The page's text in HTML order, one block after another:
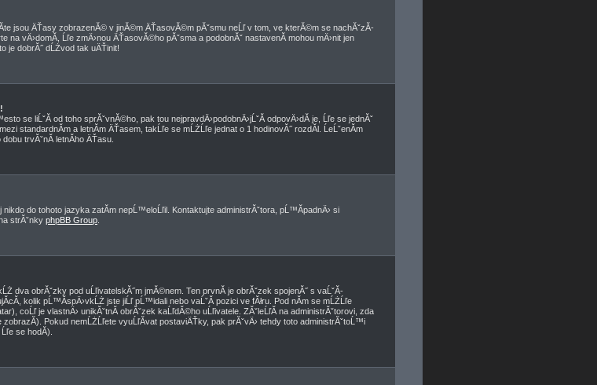
jsou ÄŤasy zobrazenĂ© v jinĂ©m ÄŤasovĂ©m pĂˇsmu neĹľ v tom, ve kterĂ©m se nachĂˇzĂ­
na vÄ›domĂ­, Ĺľe zmÄ›nou ÄŤasovĂ©ho pĂˇsma a podobnĂˇ nastavenĂ­ mohou mÄ›nit jen
je dobrĂ˝ dĹŻvod tak uÄŤinit!
se liĹˇĂ­ od toho sprĂˇvnĂ©ho, pak tou nejpravdÄ›podobnÄ›jĹˇĂ­ odpovÄ›dĂ­ je, Ĺľe se jednĂˇ
standardnĂ­m a letnĂ­m ÄŤasem, takĹľe se mĹŻĹľe jednat o 1 hodinovĂ˝ rozdĂ­l. ĹeĹˇenĂ­m
trvĂˇnĂ­ letnĂ­ho ÄŤasu.
do tohoto jazyka zatĂ­m nepĹ™eloĹľil. Kontaktujte administrĂˇtora, pĹ™Ă­padnÄ› si
strĂˇnky phpBB Group
dva obrĂˇzky pod uĹľivatelskĂ˝m jmĂ©nem. Ten prvnĂ­ je obrĂˇzek spojenĂ˝ s vaĹˇĂ­
kolik pĹ™Ă­spÄ›vkĹŻ jste jiĹľ pĹ™idali nebo vaĹˇĂ­ pozici ve fĂłru. Pod nĂ­m se mĹŻĹľe
coĹľ je vlastnÄ› unikĂˇtnĂ­ obrĂˇzek kaĹľdĂ©ho uĹľivatele. ZĂˇleĹľĂ­ na administrĂˇtorovi, zda
Pokud nemĹŻĹľete vyuĹľĂ­vat postaviÄŤky, pak prĂˇvÄ› tehdy toto administrĂˇtoĹ™i
se hodĂ­).